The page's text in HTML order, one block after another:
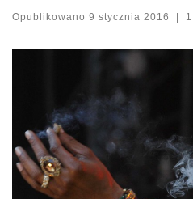
Opublikowano 9 stycznia 2016 |